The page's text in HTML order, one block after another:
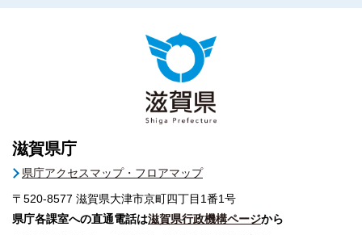
滋賀県庁
県庁アクセスマップ・フロアマップ
〒520-8577 滋賀県大津市京町四丁目1番1号
県庁各課室への直通電話は滋賀県行政機構ページから